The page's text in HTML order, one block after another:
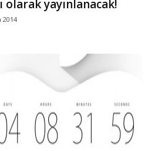
olarak yayınlanacak!
2014